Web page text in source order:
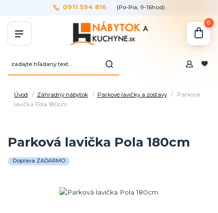
0911 594 816 (Po-Pia, 9-16hod)
0
Úvod Záhradný nábytok Parkové lavičky a zostavy
Parková
lavička Pola 180cm
Parková lavička Pola 180cm
Doprava ZADARMO